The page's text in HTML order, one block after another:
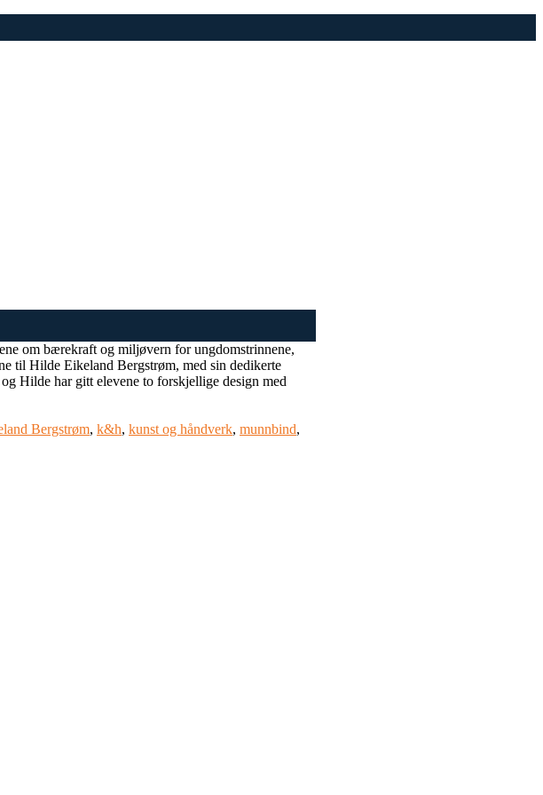
om bærekraft og miljøvern for ungdomstrinnene,
til Hilde Eikeland Bergstrøm, med sin dedikerte
Hilde har gitt elevene to forskjellige design med
Bergstrøm, k&h, kunst og håndverk, munnbind,